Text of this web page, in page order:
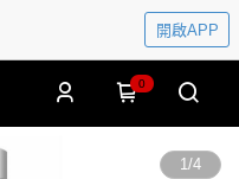
開啟APP
0
1/4